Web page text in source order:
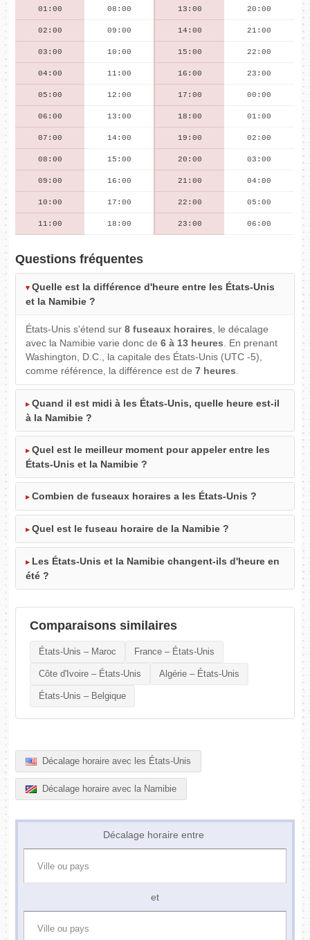
01:00 08:00 13:00 20:00
02:00 09:00 14:00 21:00
03:00 10:00 15:00 22:00
04:00 11:00 16:00 23:00
05:00 12:00 17:00 00:00
06:00 13:00 18:00 01:00
07:00 14:00 19:00 02:00
08:00 15:00 20:00 03:00
09:00 16:00 21:00 04:00
10:00 17:00 22:00 05:00
11:00 18:00 23:00 06:00
Questions fréquentes
Quelle est la différence d'heure entre les États-Unis
et la Namibie ?
États-Unis s'étend sur8 fuseaux horaires, le décalage
avec la Namibie varie donc de6 à 13 heures. En prenant
Washington, D.C., la capitale des États-Unis (UTC -5),
comme référence, la différence est de7 heures.
Quand il est midi à les États-Unis, quelle heure est-il
à la Namibie ?
Quel est le meilleur moment pour appeler entre les
États-Unis et la Namibie ?
Combien de fuseaux horaires a les États-Unis ?
Quel est le fuseau horaire de la Namibie ?
Les États-Unis et la Namibie changent-ils d'heure en
été ?
Comparaisons similaires
États-Unis – Maroc France – États-Unis
Côte d'Ivoire – États-Unis Algérie – États-Unis
États-Unis – Belgique
Décalage horaire avec les États-Unis
Décalage horaire avec la Namibie
Décalage horaire entre
et